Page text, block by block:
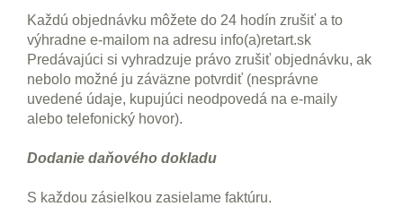
Každú objednávku môžete do 24 hodín zrušiť a to
výhradne e-mailom na adresu info(a)retart.sk
Predávajúci si vyhradzuje právo zrušiť objednávku, ak
nebolo možné ju záväzne potvrdiť (nesprávne
uvedené údaje, kupujúci neodpovedá na e-maily
alebo telefonický hovor).
Dodanie daňového dokladu
S každou zásielkou zasielame faktúru.